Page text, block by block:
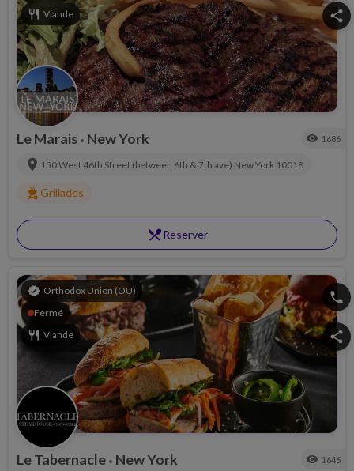
restaurant Viande share
Le Marais • New York visibility 1686
location_on 150 West 46th Street (between 6th & 7th ave) New York 10018
outdoor_grill Grillades
restaurant_menuReserver
verified Orthodox Union (OU)
Fermé
restaurant Viande
phone
share
Le Tabernacle • New York visibility 1646